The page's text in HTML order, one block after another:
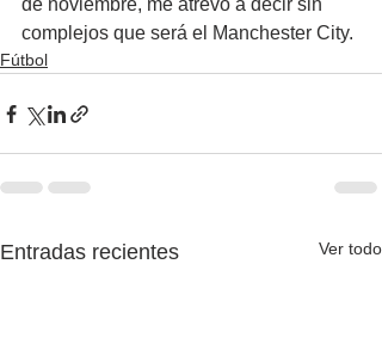
de noviembre, me atrevo a decir sin
complejos que será el Manchester City.
Fútbol
Entradas recientes Ver todo